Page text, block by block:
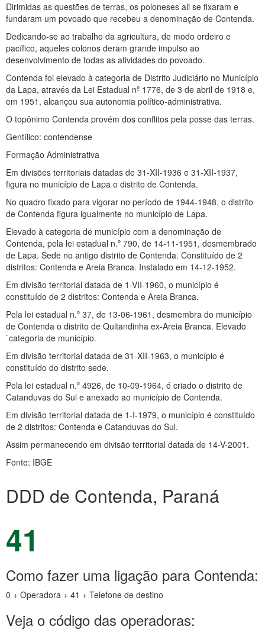
Dirimidas as questões de terras, os poloneses ali se fixaram e
fundaram um povoado que recebeu a denominação de Contenda.
Dedicando-se ao trabalho da agricultura, de modo ordeiro e
pacífico, aqueles colonos deram grande impulso ao
desenvolvimento de todas as atividades do povoado.
Contenda foi elevado à categoria de Distrito Judiciário no Município
da Lapa, através da Lei Estadual nº 1776, de 3 de abril de 1918 e,
em 1951, alcançou sua autonomia político-administrativa.
O topônimo Contenda provém dos conflitos pela posse das terras.
Gentílico: contendense
Formação Administrativa
Em divisões territoriais datadas de 31-XII-1936 e 31-XII-1937,
figura no município de Lapa o distrito de Contenda.
No quadro fixado para vigorar no período de 1944-1948, o distrito
de Contenda figura igualmente no município de Lapa.
Elevado à categoria de município com a denominação de
Contenda, pela lei estadual n.º 790, de 14-11-1951, desmembrado
de Lapa. Sede no antigo distrito de Contenda. Constituído de 2
distritos: Contenda e Areia Branca. Instalado em 14-12-1952.
Em divisão territorial datada de 1-VII-1960, o município é
constituído de 2 distritos: Contenda e Areia Branca.
Pela lei estadual n.º 37, de 13-06-1961, desmembra do município
de Contenda o distrito de Quitandinha ex-Areia Branca. Elevado
`categoria de município.
Em divisão territorial datada de 31-XII-1963, o município é
constituído do distrito sede.
Pela lei estadual n.º 4926, de 10-09-1964, é criado o distrito de
Catanduvas do Sul e anexado ao município de Contenda.
Em divisão territorial datada de 1-I-1979, o município é constituído
de 2 distritos: Contenda e Catanduvas do Sul.
Assim permanecendo em divisão territorial datada de 14-V-2001.
Fonte: IBGE
DDD de Contenda, Paraná
41
Como fazer uma ligação para Contenda:
0 + Operadora + 41 + Telefone de destino
Veja o código das operadoras: